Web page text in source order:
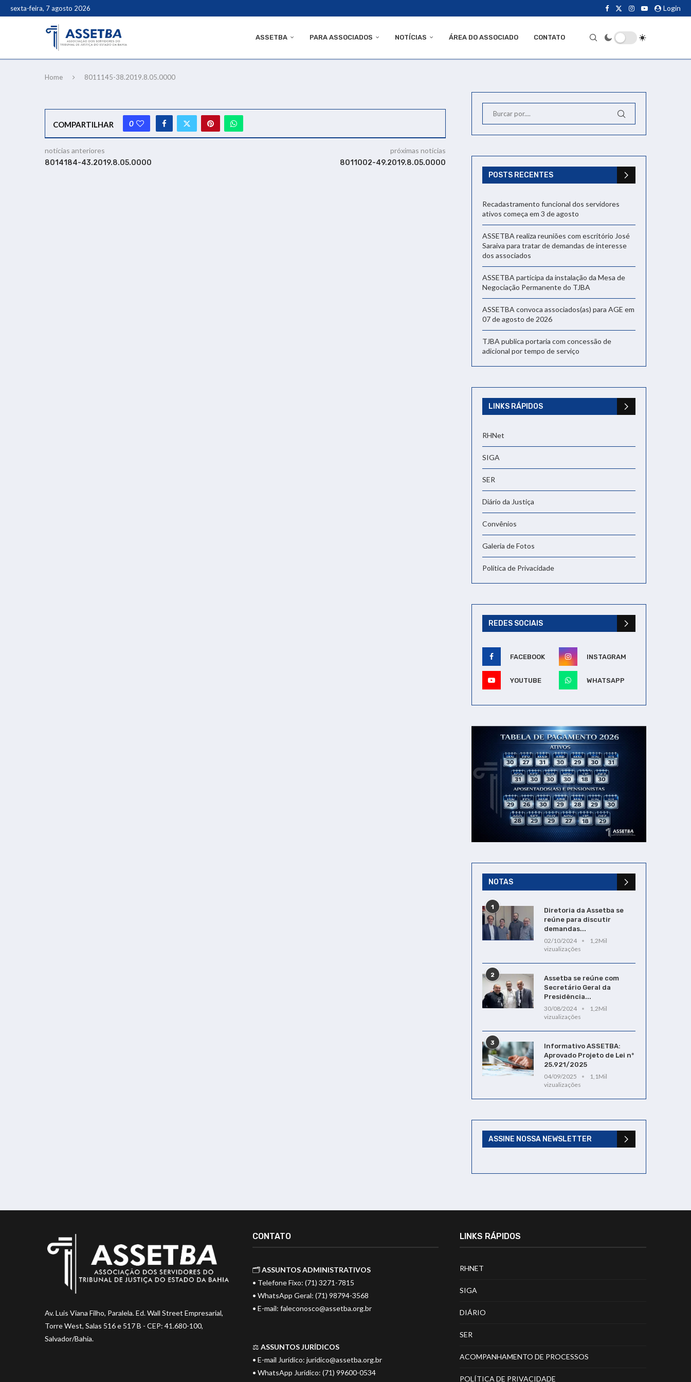
sexta-feira, 7 agosto 2026 Login
ASSETBA PARA ASSOCIADOS NOTÍCIAS ÁREA DO ASSOCIADO CONTATO
Home 8011145-38.2019.8.05.0000
COMPARTILHAR 0
notícias anteriores
8014184-43.2019.8.05.0000
próximas notícias
8011002-49.2019.8.05.0000
POSTS RECENTES
Recadastramento funcional dos servidores
ativos começa em 3 de agosto
ASSETBA realiza reuniões com escritório José
Saraiva para tratar de demandas de interesse
dos associados
ASSETBA participa da instalação da Mesa de
Negociação Permanente do TJBA
ASSETBA convoca associados(as) para AGE em
07 de agosto de 2026
TJBA publica portaria com concessão de
adicional por tempo de serviço
LINKS RÁPIDOS
RHNet
SIGA
SER
Diário da Justiça
Convênios
Galeria de Fotos
Política de Privacidade
REDES SOCIAIS
FACEBOOK INSTAGRAM
YOUTUBE WHATSAPP
NOTAS
1
Diretoria da Assetba se
reúne para discutir
demandas...
02/10/2024
1,2Mil
vizualizações
2
Assetba se reúne com
Secretário Geral da
Presidência...
30/08/2024
1,2Mil
vizualizações
3
Informativo ASSETBA:
Aprovado Projeto de Lei nº
25.921/2025
04/09/2025
1,1Mil
vizualizações
ASSINE NOSSA NEWSLETTER
Av. Luis Viana Filho, Paralela. Ed. Wall Street Empresarial,
Torre West, Salas 516 e 517 B - CEP: 41.680-100,
Salvador/Bahia.
CONTATO
🗂️ASSUNTOS ADMINISTRATIVOS
• Telefone Fixo: (71) 3271-7815
• WhatsApp Geral: (71) 98794-3568
• E-mail: faleconosco@assetba.org.br
⚖️ ASSUNTOS JURÍDICOS
• E-mail Jurídico: juridico@assetba.org.br
• WhatsApp Jurídico: (71) 99600-0534
LINKS RÁPIDOS
RHNET
SIGA
DIÁRIO
SER
ACOMPANHAMENTO DE PROCESSOS
POLÍTICA DE PRIVACIDADE